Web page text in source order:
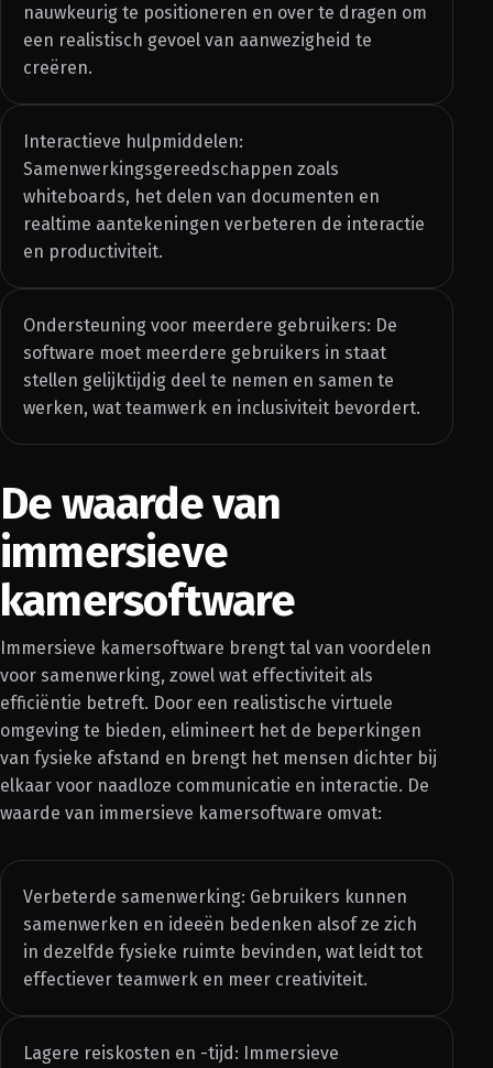
nauwkeurig te positioneren en over te dragen om
een realistisch gevoel van aanwezigheid te
creëren.
Interactieve hulpmiddelen:
Samenwerkingsgereedschappen zoals
whiteboards, het delen van documenten en
realtime aantekeningen verbeteren de interactie
en productiviteit.
Ondersteuning voor meerdere gebruikers: De
software moet meerdere gebruikers in staat
stellen gelijktijdig deel te nemen en samen te
werken, wat teamwerk en inclusiviteit bevordert.
De waarde van
immersieve
kamersoftware
Immersieve kamersoftware brengt tal van voordelen
voor samenwerking, zowel wat effectiviteit als
efficiëntie betreft. Door een realistische virtuele
omgeving te bieden, elimineert het de beperkingen
van fysieke afstand en brengt het mensen dichter bij
elkaar voor naadloze communicatie en interactie. De
waarde van immersieve kamersoftware omvat:
Verbeterde samenwerking: Gebruikers kunnen
samenwerken en ideeën bedenken alsof ze zich
in dezelfde fysieke ruimte bevinden, wat leidt tot
effectiever teamwerk en meer creativiteit.
Lagere reiskosten en -tijd: Immersieve